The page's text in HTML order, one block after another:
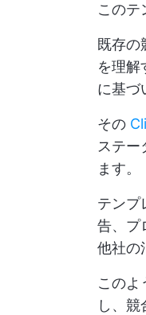
このテ
既存の
を理解
に基づ
その
ステ
ます。
テンプ
告、プ
他社の
このよ
し、競